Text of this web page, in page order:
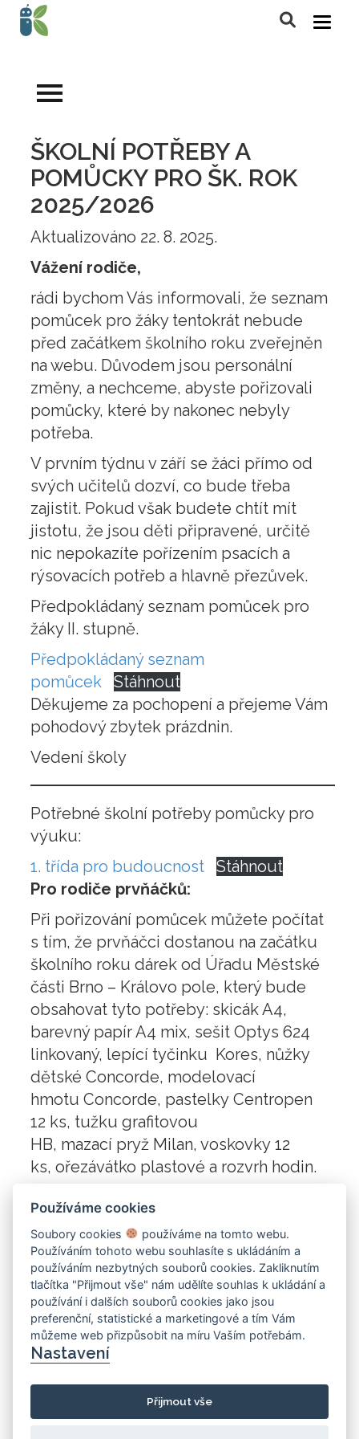
ŠKOLNÍ POTŘEBY A
POMŮCKY PRO ŠK. ROK
2025/2026
Aktualizováno 22. 8. 2025.
Vážení rodiče,
rádi bychom Vás informovali, že seznam
pomůcek pro žáky tentokrát nebude
před začátkem školního roku zveřejněn
na webu. Důvodem jsou personální
změny, a nechceme, abyste pořizovali
pomůcky, které by nakonec nebyly
potřeba.
V prvním týdnu v září se žáci přímo od
svých učitelů dozví, co bude třeba
zajistit. Pokud však budete chtít mít
jistotu, že jsou děti připravené, určitě
nic nepokazíte pořízením psacích a
rýsovacích potřeb a hlavně přezůvek.
Předpokládaný seznam pomůcek pro
žáky II. stupně.
Předpokládaný seznam
pomůcek
Stáhnout
Děkujeme za pochopení a přejeme Vám
pohodový zbytek prázdnin.
Vedení školy
Potřebné školní potřeby pomůcky pro
výuku:
1. třída pro budoucnost
Stáhnout
Pro rodiče prvňáčků:
Při pořizování pomůcek můžete počítat
s tím, že prvňáčci dostanou na začátku
školního roku dárek od Úřadu Městské
části Brno – Královo pole, který bude
obsahovat tyto potřeby: skicák A4,
barevný papír A4 mix, sešit Optys 624
linkovaný, lepící tyčinku Kores, nůžky
dětské Concorde, modelovací
hmotu Concorde, pastelky Centropen
12 ks, tužku grafitovou
HB, mazací pryž Milan, voskovky 12
ks, ořezávátko plastové a rozvrh hodin.
Používáme cookies
Soubory cookies
používáme na tomto webu.
Používáním tohoto webu souhlasíte s ukládáním a
používáním nezbytných souborů cookies. Zakliknutím
tlačítka "Přijmout vše" nám udělíte souhlas k ukládání a
používání i dalších souborů cookies jako jsou
preferenční, statistické a marketingové a tím Vám
můžeme web přizpůsobit na míru Vaším potřebám.
Nastavení
Přijmout vše